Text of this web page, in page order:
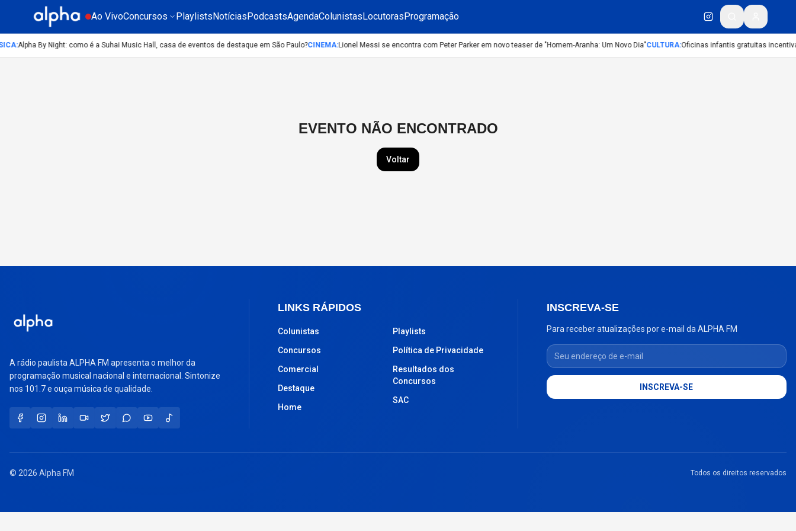
Ao VivoConcursos PlaylistsNotíciasPodcastsAgendaColunistasLocutorasProgramação
:Alpha By Night: como é a Suhai Music Hall, casa de eventos de destaque em São Paulo?CINEMA:Lionel Messi se encontra com Peter Parker em novo teaser de "Homem-Aranha: Um Novo Dia"CULTURA:Oficinas infantis gratuitas
EVENTO NÃO ENCONTRADO
Voltar
A rádio paulista ALPHA FM apresenta o melhor da
programação musical nacional e internacional. Sintonize
nos 101.7 e ouça música de qualidade.
LINKS RÁPIDOS
Colunistas
Concursos
Comercial
Destaque
Home
Playlists
Política de Privacidade
Resultados dos
Concursos
SAC
INSCREVA-SE
Para receber atualizações por e-mail da ALPHA FM
Seu endereço de e-mail
INSCREVA-SE
© 2026 Alpha FM Todos os direitos reservados